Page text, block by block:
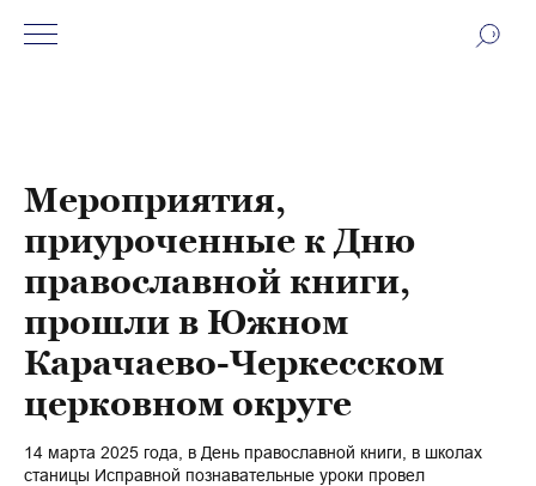
Мероприятия,
приуроченные к Дню
православной книги,
прошли в Южном
Карачаево-Черкесском
церковном округе
14 марта 2025 года, в День православной книги, в школах
станицы Исправной познавательные уроки провел